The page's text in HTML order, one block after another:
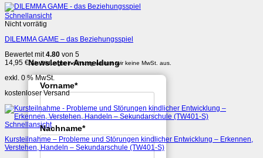
Newsletter-Anmeldung
Vorname*
Nachname*
Schnellansicht
Nicht vorrätig
DILEMMA GAME – das Beziehungsspiel
Bewertet mit4.80 von 5
14,95 € Als Bildungseinrichtung weisen wir keine MwSt. aus.
exkl. 0 % MwSt.
kostenloser Versand
Schnellansicht
Kursteilnahme – Probleme und Störungen kindlicher Entwicklung – Erkennen,
Verstehen, Handeln – Sekundarschule (TW401-S)